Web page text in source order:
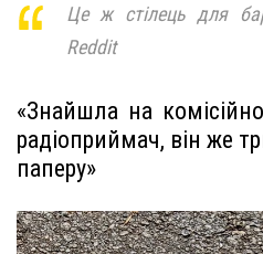
Це ж стілець для
Reddit
«Знайшла на
радіоприймач, він же
паперу»